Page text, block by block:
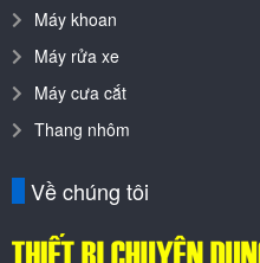
Máy khoan
Máy rửa xe
Máy cưa cắt
Thang nhôm
Về chúng tôi